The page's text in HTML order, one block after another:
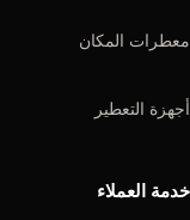
المكان
التعطير
العملاء